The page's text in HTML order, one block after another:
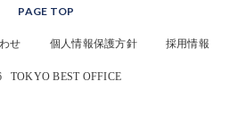
PAGE TOP
せ 個人情報保護方針 採用情報
TOKYO BEST OFFICE